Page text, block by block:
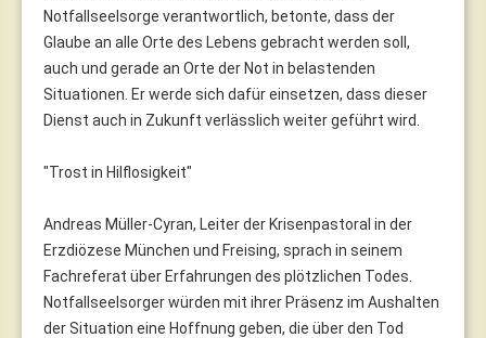
Notfallseelsorge verantwortlich, betonte, dass der
Glaube an alle Orte des Lebens gebracht werden soll,
auch und gerade an Orte der Not in belastenden
Situationen. Er werde sich dafür einsetzen, dass dieser
Dienst auch in Zukunft verlässlich weiter geführt wird.
"Trost in Hilflosigkeit"
Andreas Müller-Cyran, Leiter der Krisenpastoral in der
Erzdiözese München und Freising, sprach in seinem
Fachreferat über Erfahrungen des plötzlichen Todes.
Notfallseelsorger würden mit ihrer Präsenz im Aushalten
der Situation eine Hoffnung geben, die über den Tod